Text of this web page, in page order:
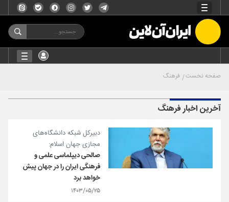
صفحه نخست فرهنگ
آخرین اخبار فرهنگ
دبیرکل شبکه دانشگاه‌های
مجازی جهان اسلام:
صالحی دیپلماسی علمی و
فرهنگی ایران را در جهان پیش
خواهد برد
۱۴۰۳/۰۵/۲۵